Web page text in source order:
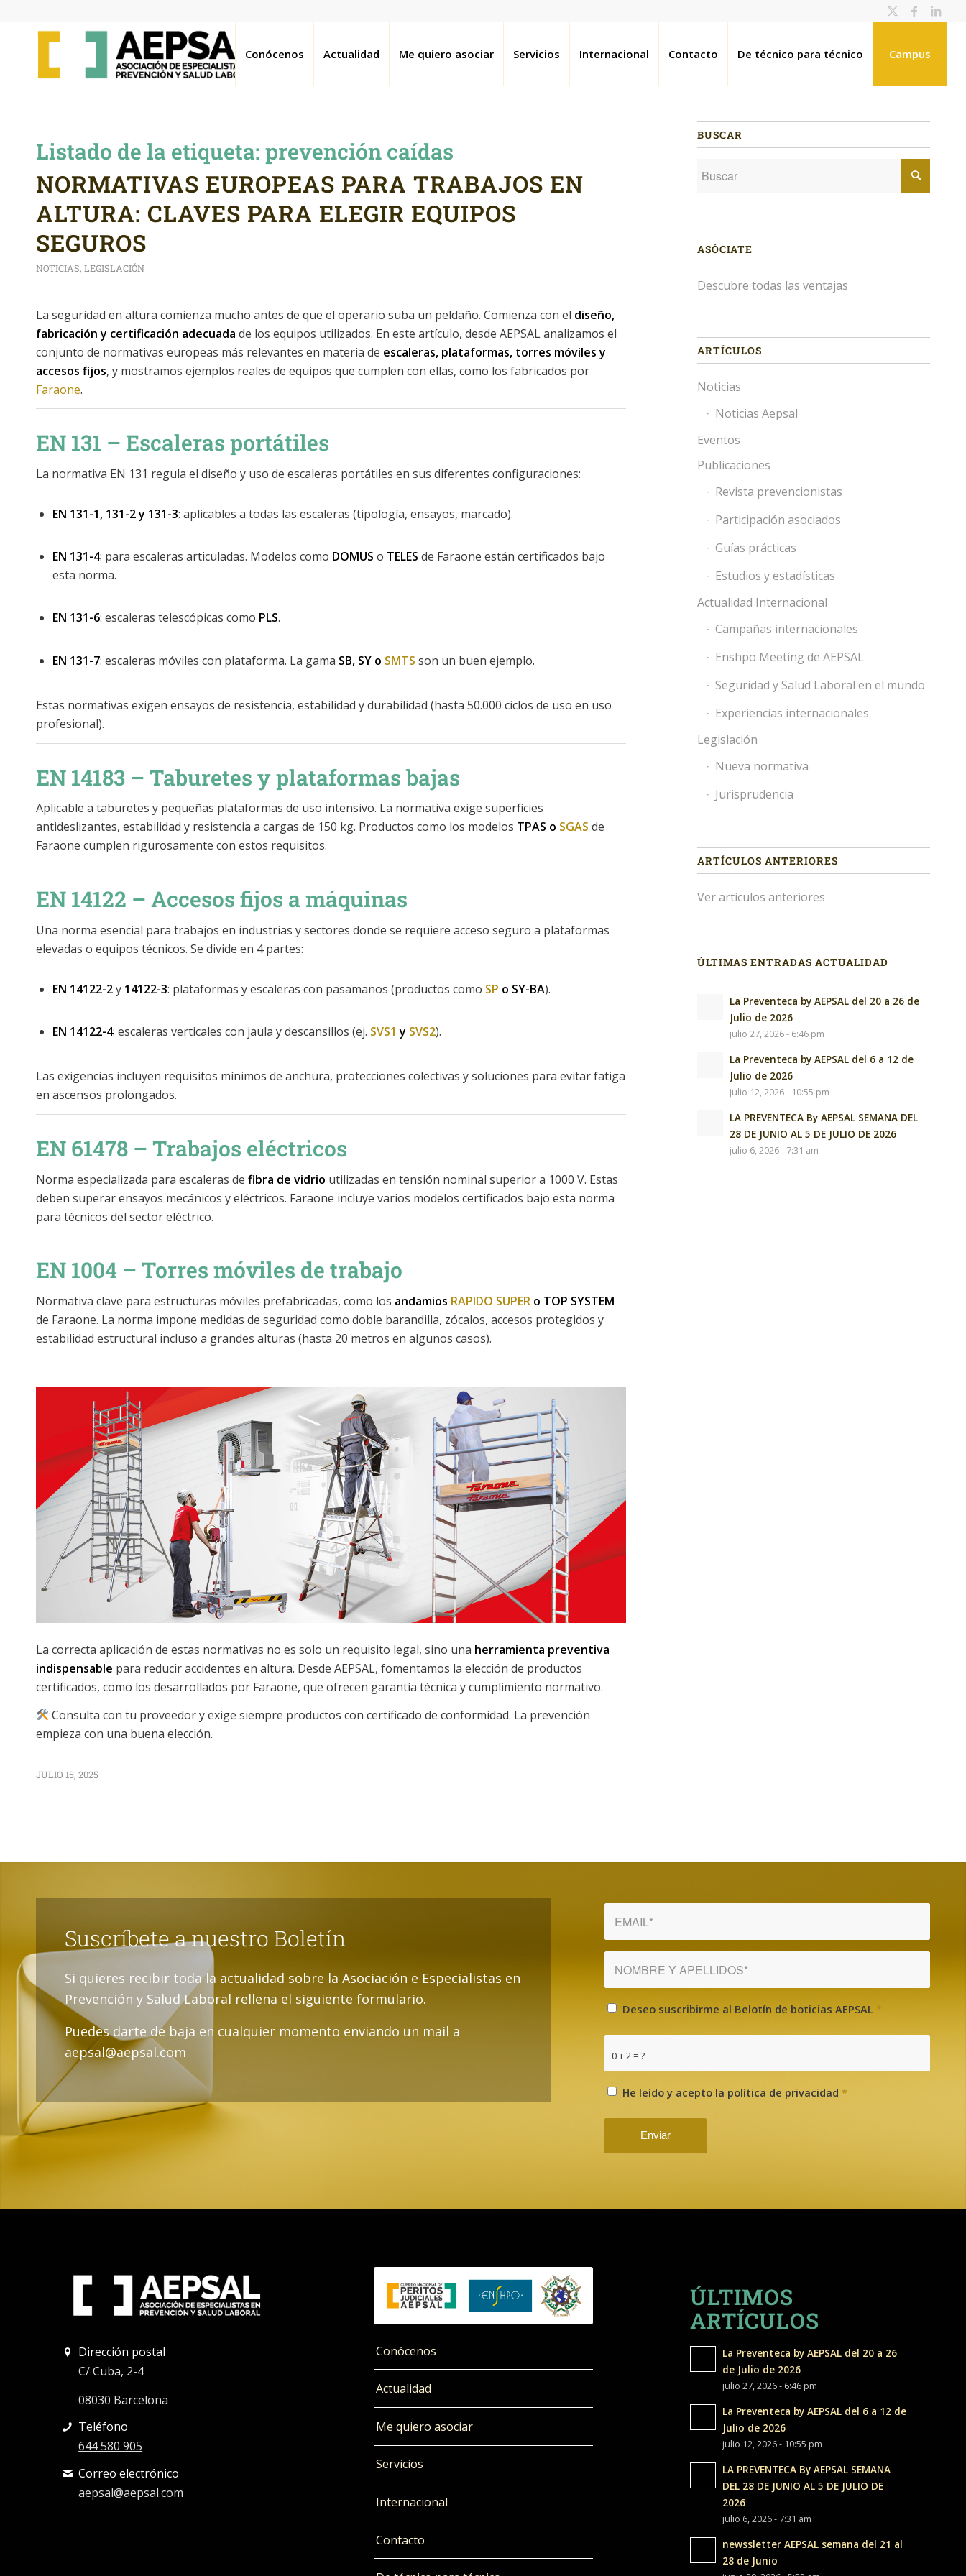
Conócenos Actualidad Me quiero asociar Servicios Internacional Contacto De técnico para técnico Campus
Listado de la etiqueta: prevención caídas
NORMATIVAS EUROPEAS PARA TRABAJOS EN
ALTURA: CLAVES PARA ELEGIR EQUIPOS
SEGUROS
NOTICIAS, LEGISLACIÓN
La seguridad en altura comienza mucho antes de que el operario suba un peldaño. Comienza con el diseño,
fabricación y certificación adecuada de los equipos utilizados. En este artículo, desde AEPSAL analizamos el
conjunto de normativas europeas más relevantes en materia de escaleras, plataformas, torres móviles y
accesos fijos, y mostramos ejemplos reales de equipos que cumplen con ellas, como los fabricados por
Faraone.
EN 131 – Escaleras portátiles
La normativa EN 131 regula el diseño y uso de escaleras portátiles en sus diferentes configuraciones:
EN 131-1, 131-2 y 131-3: aplicables a todas las escaleras (tipología, ensayos, marcado).
EN 131-4: para escaleras articuladas. Modelos como DOMUS o TELES de Faraone están certificados bajo
esta norma.
EN 131-6: escaleras telescópicas como PLS.
EN 131-7: escaleras móviles con plataforma. La gama SB, SY o SMTS son un buen ejemplo.
Estas normativas exigen ensayos de resistencia, estabilidad y durabilidad (hasta 50.000 ciclos de uso en uso
profesional).
EN 14183 – Taburetes y plataformas bajas
Aplicable a taburetes y pequeñas plataformas de uso intensivo. La normativa exige superficies
antideslizantes, estabilidad y resistencia a cargas de 150 kg. Productos como los modelos TPAS o SGAS de
Faraone cumplen rigurosamente con estos requisitos.
EN 14122 – Accesos fijos a máquinas
Una norma esencial para trabajos en industrias y sectores donde se requiere acceso seguro a plataformas
elevadas o equipos técnicos. Se divide en 4 partes:
EN 14122-2y 14122-3: plataformas y escaleras con pasamanos (productos como SP o SY-BA).
EN 14122-4: escaleras verticales con jaula y descansillos (ej. SVS1 y SVS2).
Las exigencias incluyen requisitos mínimos de anchura, protecciones colectivas y soluciones para evitar fatiga
en ascensos prolongados.
EN 61478 – Trabajos eléctricos
Norma especializada para escaleras de fibra de vidrio utilizadas en tensión nominal superior a 1000 V. Estas
deben superar ensayos mecánicos y eléctricos. Faraone incluye varios modelos certificados bajo esta norma
para técnicos del sector eléctrico.
EN 1004 – Torres móviles de trabajo
Normativa clave para estructuras móviles prefabricadas, como los andamios RAPIDO SUPER o TOP SYSTEM
de Faraone. La norma impone medidas de seguridad como doble barandilla, zócalos, accesos protegidos y
estabilidad estructural incluso a grandes alturas (hasta 20 metros en algunos casos).
La correcta aplicación de estas normativas no es solo un requisito legal, sino una herramienta preventiva
indispensable para reducir accidentes en altura. Desde AEPSAL, fomentamos la elección de productos
certificados, como los desarrollados por Faraone, que ofrecen garantía técnica y cumplimiento normativo.
Consulta con tu proveedor y exige siempre productos con certificado de conformidad. La prevención
empieza con una buena elección.
JULIO 15, 2025
BUSCAR
ASÓCIATE
Descubre todas las ventajas
ARTÍCULOS
Noticias
Noticias Aepsal
Eventos
Publicaciones
Revista prevencionistas
Participación asociados
Guías prácticas
Estudios y estadísticas
Actualidad Internacional
Campañas internacionales
Enshpo Meeting de AEPSAL
Seguridad y Salud Laboral en el mundo
Experiencias internacionales
Legislación
Nueva normativa
Jurisprudencia
ARTÍCULOS ANTERIORES
Ver artículos anteriores
ÚLTIMAS ENTRADAS ACTUALIDAD
La Preventeca by AEPSAL del 20 a 26 de
Julio de 2026
julio 27, 2026 - 6:46 pm
La Preventeca by AEPSAL del 6 a 12 de
Julio de 2026
julio 12, 2026 - 10:55 pm
LA PREVENTECA By AEPSAL SEMANA DEL
28 DE JUNIO AL 5 DE JULIO DE 2026
julio 6, 2026 - 7:31 am
Suscríbete a nuestro Boletín
Si quieres recibir toda la actualidad sobre la Asociación e Especialistas en
Prevención y Salud Laboral rellena el siguiente formulario.
Puedes darte de baja en cualquier momento enviando un mail a
aepsal@aepsal.com
Deseo suscribirme al Belotín de boticias AEPSAL *
0 + 2 = ?
He leído y acepto la política de privacidad *
Dirección postal
C/ Cuba, 2-4
08030 Barcelona
Teléfono
644 580 905
Correo electrónico
aepsal@aepsal.com
Conócenos
Actualidad
Me quiero asociar
Servicios
Internacional
Contacto
ÚLTIMOS
ARTÍCULOS
La Preventeca by AEPSAL del 20 a 26
de Julio de 2026
julio 27, 2026 - 6:46 pm
La Preventeca by AEPSAL del 6 a 12 de
Julio de 2026
julio 12, 2026 - 10:55 pm
LA PREVENTECA By AEPSAL SEMANA
DEL 28 DE JUNIO AL 5 DE JULIO DE
2026
julio 6, 2026 - 7:31 am
newssletter AEPSAL semana del 21 al
28 de Junio